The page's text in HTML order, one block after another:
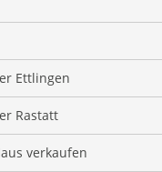
Immobilie
Immobilien verkaufen
nach § 13 und § 14 DSGVO
Weiler
Bereit
Ettlingen
Rastatt
verkaufen